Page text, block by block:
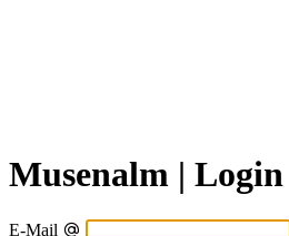
Musenalm | Login
E-Mail